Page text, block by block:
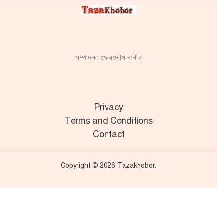
সম্পাদক: ফেরদৌস কবীর
Privacy
Terms and Conditions
Contact
Copyright © 2026 Tazakhobor.